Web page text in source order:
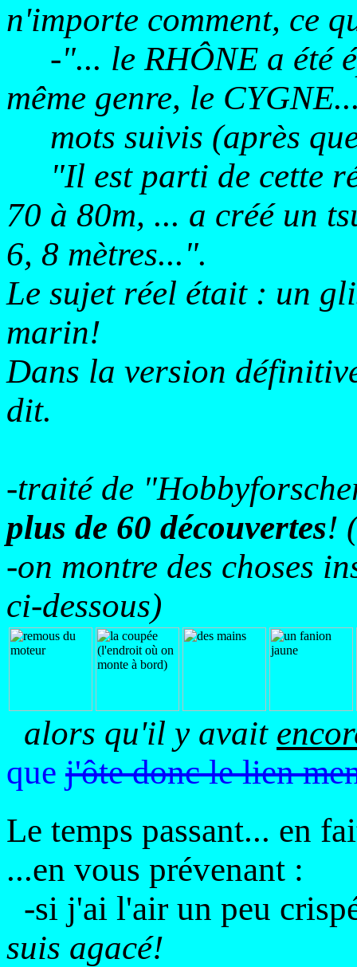
n'importe comment, ce
-"... le RHÔNE a été
même genre, le
mots suivis (après
"Il est parti de cette
70 à 80m, ... a créé un
6, 8 mètres...".
Le sujet réel était : un
marin!
Dans la version
dit.
-traité de
plus de 60 découvertes!
-on montre des choses
ci-dessous)
alors qu'il y avait
que j'ôte donc le lien
Le temps passant... en
...en vous prévenant :
-si j'ai l'air un peu
suis agacé!